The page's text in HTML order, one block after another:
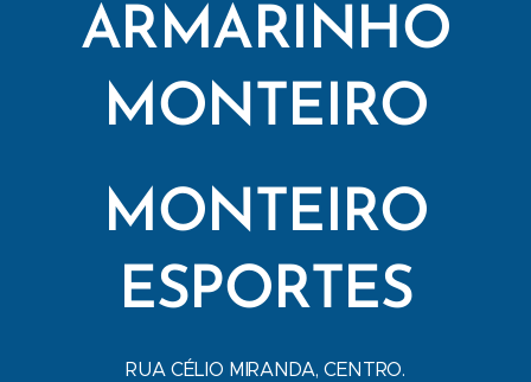
ARMARINHO
MONTEIRO
MONTEIRO
ESPORTES
RUA CÉLIO MIRANDA, CENTRO.